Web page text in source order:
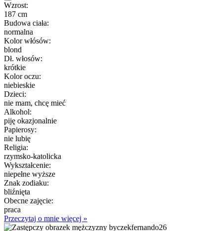
Wzrost:
187 cm
Budowa ciała:
normalna
Kolor włósów:
blond
Dł. włosów:
krótkie
Kolor oczu:
niebieskie
Dzieci:
nie mam, chcę mieć
Alkohol:
piję okazjonalnie
Papierosy:
nie lubię
Religia:
rzymsko-katolicka
Wykształcenie:
niepełne wyższe
Znak zodiaku:
bliźnięta
Obecne zajęcie:
praca
Przeczytaj o mnie więcej »